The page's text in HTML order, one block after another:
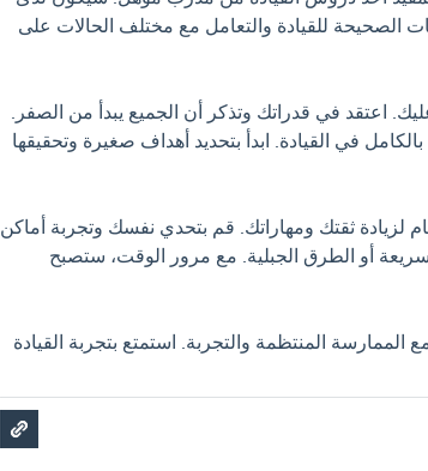
الصحيحة للقيادة والتعامل مع مختلف الحالات على
اعتقد في قدراتك وتذكر أن الجميع يبدأ من الصفر.
في القيادة. ابدأ بتحديد أهداف صغيرة وتحقيقها
لزيادة ثقتك ومهاراتك. قم بتحدي نفسك وتجربة أماكن
أو الطرق الجبلية. مع مرور الوقت، ستصبح
الممارسة المنتظمة والتجربة. استمتع بتجربة القيادة